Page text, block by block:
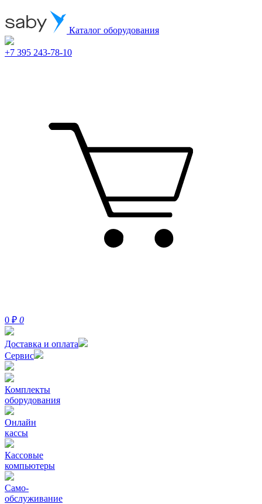
Каталог оборудования
+7 395 243-78-10
0 ₽ 0
Доставка и оплата
Сервис
Комплекты
оборудования
Онлайн
кассы
Кассовые
компьютеры
Само-
обслуживание